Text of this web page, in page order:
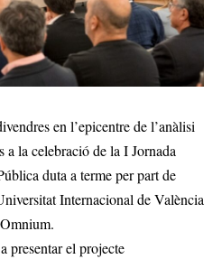
en l’epicentre de l’anàlisi
a la celebració de la I Jornada
duta a terme per part de
Internacional de València
presentar el projecte